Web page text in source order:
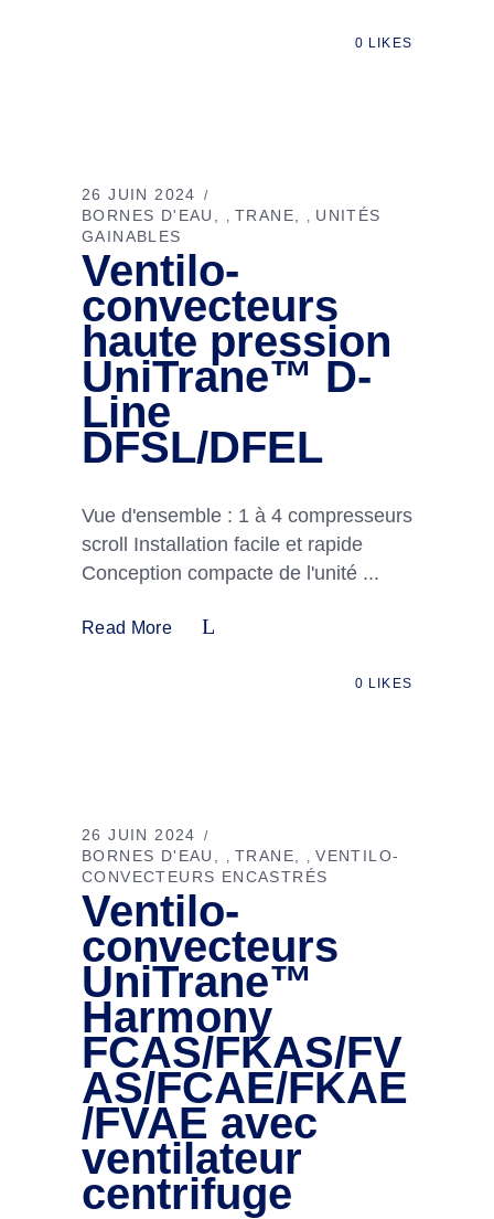
0 LIKES
26 JUIN 2024
BORNES D'EAU
,TRANE
UNITÉS
GAINABLES
Ventilo-
convecteurs
haute pression
UniTrane™ D-
Line
DFSL/DFEL
Vue d'ensemble : 1 à 4 compresseurs
scroll Installation facile et rapide
Conception compacte de l'unité
Read More
0 LIKES
26 JUIN 2024
BORNES D'EAU
,TRANE ,VENTILO-
CONVECTEURS ENCASTRÉS
Ventilo-
convecteurs
UniTrane™
Harmony
FCAS/FKAS/FV
AS/FCAE/FKAE
/FVAE avec
ventilateur
centrifuge